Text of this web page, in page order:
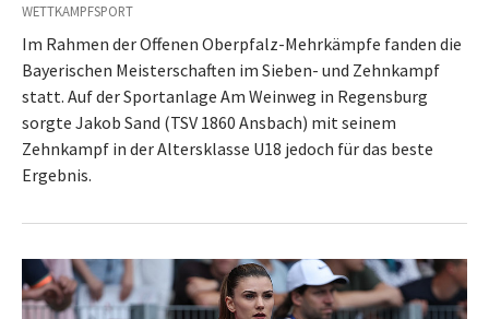
WETTKAMPFSPORT
Im Rahmen der Offenen Oberpfalz-Mehrkämpfe fanden die
Bayerischen Meisterschaften im Sieben- und Zehnkampf
statt. Auf der Sportanlage Am Weinweg in Regensburg
sorgte Jakob Sand (TSV 1860 Ansbach) mit seinem
Zehnkampf in der Altersklasse U18 jedoch für das beste
Ergebnis.